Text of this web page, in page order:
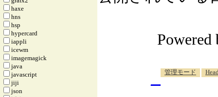
haxe
hns
hsp
hypercard
iappli
icewm
imagemagick
java
javascript
jiji
json
管理モード